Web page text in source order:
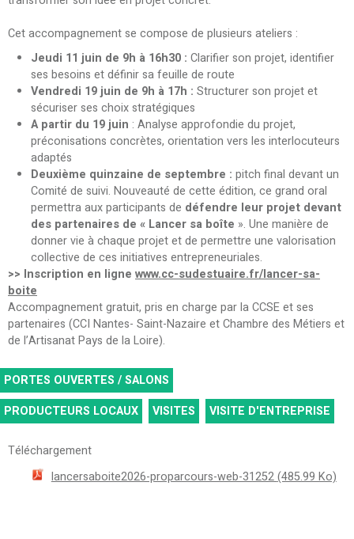
Cet accompagnement se compose de plusieurs ateliers :
Jeudi 11 juin de 9h à 16h30 : Clarifier son projet, identifier
ses besoins et définir sa feuille de route
Vendredi 19 juin de 9h à 17h : Structurer son projet et
sécuriser ses choix stratégiques
A partir du 19 juin : Analyse approfondie du projet,
préconisations concrètes, orientation vers les interlocuteurs
adaptés
Deuxième quinzaine de septembre : pitch final devant un
Comité de suivi. Nouveauté de cette édition, ce grand oral
permettra aux participants de défendre leur projet devant
des partenaires de « Lancer sa boîte ». Une manière de
donner vie à chaque projet et de permettre une valorisation
collective de ces initiatives entrepreneuriales.
>> Inscription en ligne www.cc-sudestuaire.fr/lancer-sa-
boite
Accompagnement gratuit, pris en charge par la CCSE et ses
partenaires (CCI Nantes- Saint-Nazaire et Chambre des Métiers et
de l’Artisanat Pays de la Loire).
PORTES OUVERTES / SALONS
PRODUCTEURS LOCAUX
VISITES VISITE D'ENTREPRISE
Téléchargement
lancersaboite2026-proparcours-web-31252(485.99 Ko)